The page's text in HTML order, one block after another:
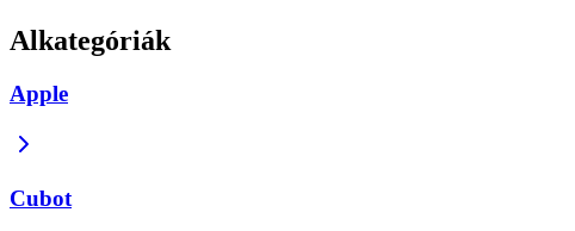
Alkategóriák
Apple
Cubot